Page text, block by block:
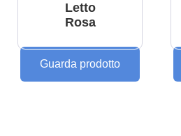
Letto
Rosa
Guarda prodotto